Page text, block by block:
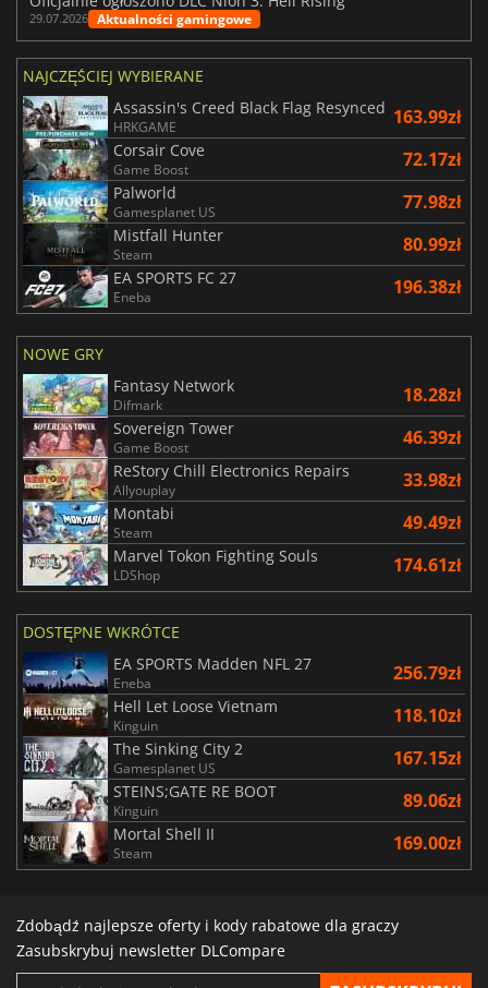
29.07.2026 Aktualności gamingowe
NAJCZĘŚCIEJ WYBIERANE
Assassin's Creed Black Flag Resynced
HRKGAME 163.99zł
Corsair Cove
Game Boost 72.17zł
Palworld
Gamesplanet US 77.98zł
Mistfall Hunter
Steam 80.99zł
EA SPORTS FC 27
Eneba 196.38zł
NOWE GRY
Fantasy Network
Difmark 18.28zł
Sovereign Tower
Game Boost 46.39zł
ReStory Chill Electronics Repairs
Allyouplay 33.98zł
Montabi
Steam 49.49zł
Marvel Tokon Fighting Souls
LDShop 174.61zł
DOSTĘPNE WKRÓTCE
EA SPORTS Madden NFL 27
Eneba 256.79zł
Hell Let Loose Vietnam
Kinguin 118.10zł
The Sinking City 2
Gamesplanet US 167.15zł
STEINS;GATE RE BOOT
Kinguin 89.06zł
Mortal Shell II
Steam 169.00zł
Zdobądź najlepsze oferty i kody rabatowe dla graczy
Zasubskrybuj newsletter DLCompare